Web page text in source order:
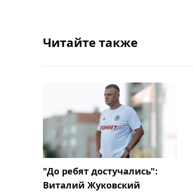
Читайте также
"До ребят достучались":
Виталий Жуковский